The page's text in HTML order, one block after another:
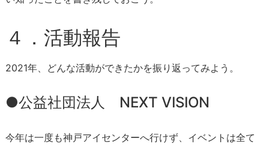
４．活動報告
2021年、どんな活動ができたかを振り返ってみよう。
●公益社団法人 NEXT VISION
今年は一度も神戸アイセンターへ行けず、イベントは全て